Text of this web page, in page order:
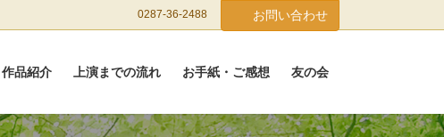
0287-36-2488 お問い合わせ
作品紹介 上演までの流れ お手紙・ご感想 友の会